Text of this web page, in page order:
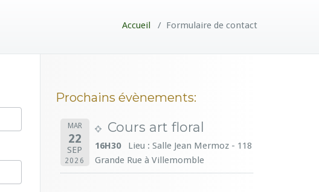
Accueil / Formulaire de contact
Prochains évènements:
MAR
22
SEP
2026
Cours art floral
16H30
Lieu : Salle Jean Mermoz - 118
Grande Rue à Villemomble